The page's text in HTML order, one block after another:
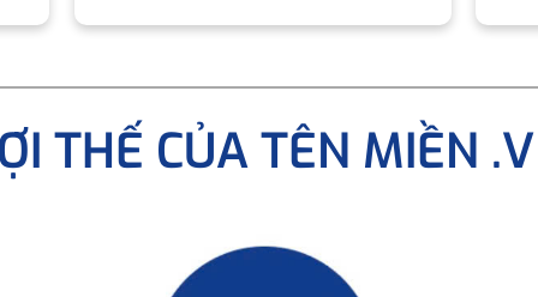
THẾ CỦA TÊN MIỀN